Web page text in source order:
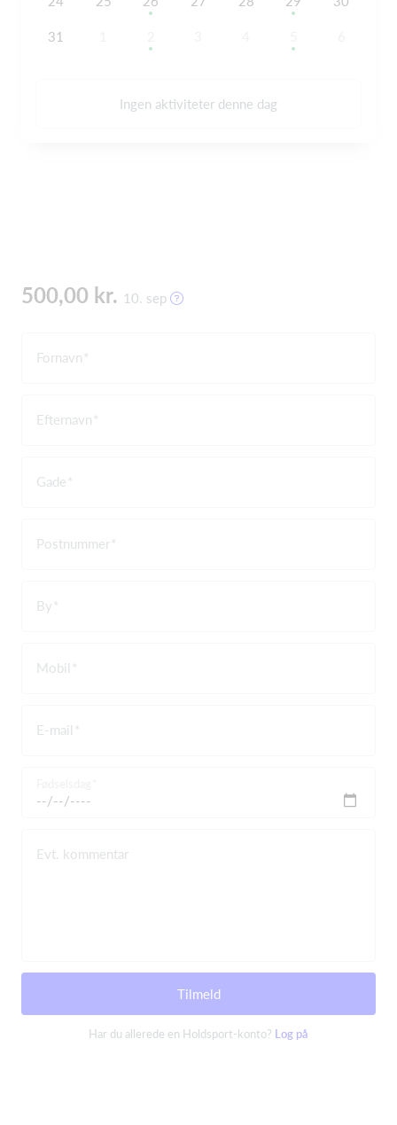
31
Ingen aktiviteter denne dag
500,00 kr. 10. sep
Fornavn
Efternavn
Gade
Postnummer
By
Mobil
E-mail
Evt. kommentar
Tilmeld
Har du allerede en Holdsport-konto? Log på